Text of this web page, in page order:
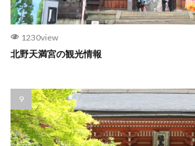
1230view
北野天満宮の観光情報